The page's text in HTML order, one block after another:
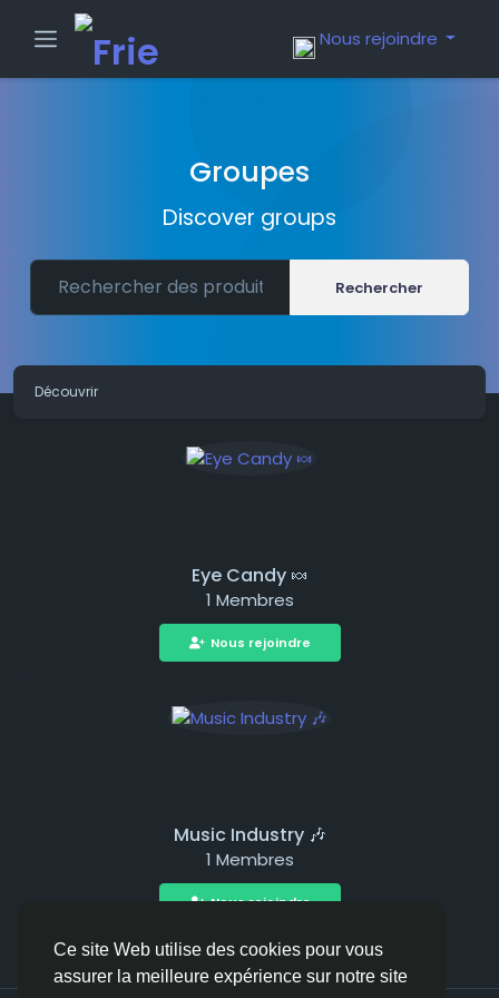
Ce site Web utilise des cookies pour vous
assurer la meilleure expérience sur notre site
Nous rejoindre
Groupes
Discover groups
Rechercher
Découvrir
Eye Candy 🍬
1 Membres
Nous rejoindre
Music Industry 🎶
1 Membres
Nous rejoindre